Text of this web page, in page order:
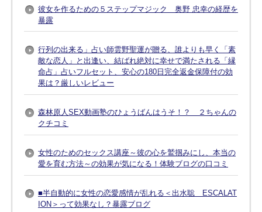
彼女を作るための５ステップマジック 奥野 忠幸の経歴を
暴露
行列の出来る」占い師雲野聖運が贈る、誰よりも早く「素
敵な恋人」と出逢い、結ばれ絶対に幸せで満たされる「縁
命占」占いフルセット、安心の180日完全返金保障付の効
果は？厳しいレビュー
森林原人SEX動画塾のひょうばんはうそ！？ ２ちゃんの
クチコミ
女性のためのセックス講座～彼の心を鷲掴みにし、本当の
愛を育む方法～の効果が気になる！体験ブログの口コミ
■半自動的に女性の恋愛感情が乱れる＜出水聡 ESCALAT
ION＞って効果なし？暴露ブログ